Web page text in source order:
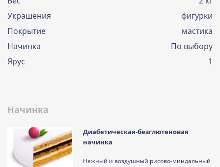
Украшения
фигурки
Покрытие
мастика
Начинка
По выбору
Ярус
1
Начинка
Диабетическая-безглютеновая
начинка
Нежный и воздушный рисово-миндальный